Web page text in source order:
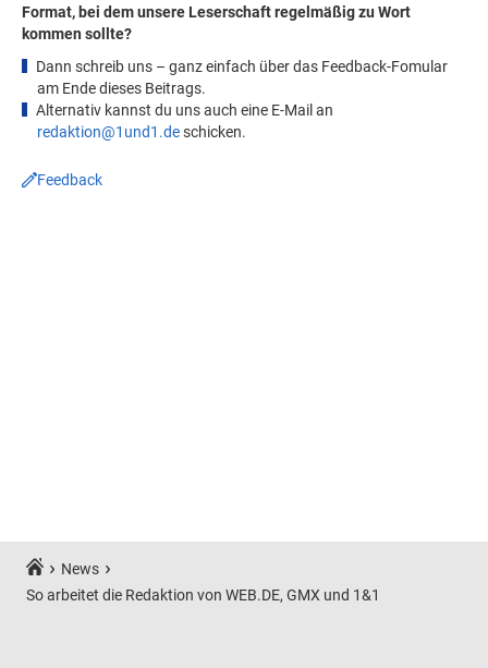
Format, bei dem unsere Leserschaft regelmäßig zu Wort
kommen sollte?
Dann schreib uns – ganz einfach über das Feedback-Fomular
am Ende dieses Beitrags.
Alternativ kannst du uns auch eine E-Mail an
redaktion@1und1.deschicken.
Feedback
News
So arbeitet die Redaktion von WEB.DE, GMX und 1&1